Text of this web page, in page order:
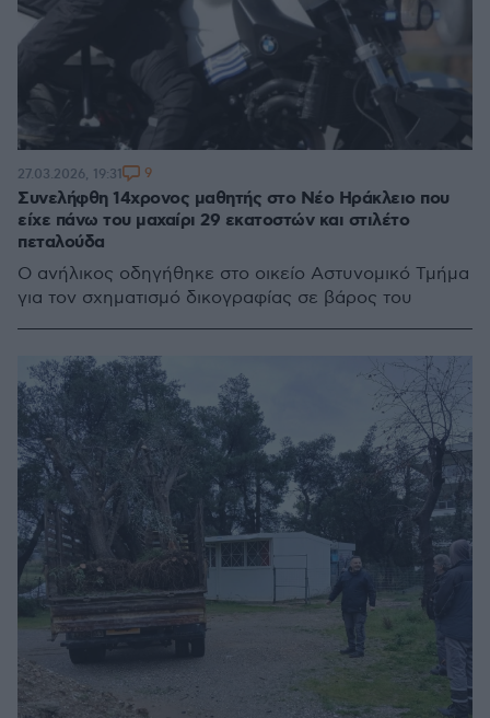
Συνελήφθη 14χρονος μαθητής στο Νέο Ηράκλειο που
είχε πάνω του μαχαίρι 29 εκατοστών και στιλέτο
πεταλούδα
Ο ανήλικος οδηγήθηκε στο οικείο Αστυνομικό Τμήμα
για τον σχηματισμό δικογραφίας σε βάρος του
27.03.2026, 19:31 9